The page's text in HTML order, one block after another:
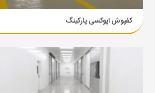
کفپوش اپوکسی پارکینگ